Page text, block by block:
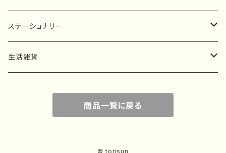
マスキングテープ
フレークシール
ステーショナリー
一筆箋
生活雑貨
商品一覧に戻る
© torisun